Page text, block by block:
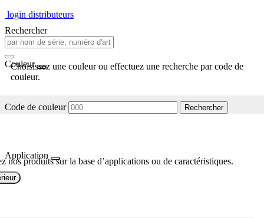
login distributeurs
Rechercher
Couleur
Choisissez une couleur ou effectuez une recherche par code de
couleur.
Code de couleur Rechercher
Application
nos produits sur la base d’applications ou de caractéristiques.